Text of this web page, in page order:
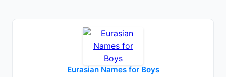
Eurasian Names for Boys